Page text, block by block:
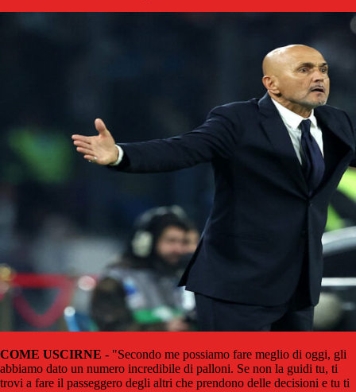
COME USCIRNE - "Secondo me possiamo fare meglio di oggi, gli
abbiamo dato un numero incredibile di palloni. Se non la guidi tu, ti
trovi a fare il passeggero degli altri che prendono delle decisioni e tu ti